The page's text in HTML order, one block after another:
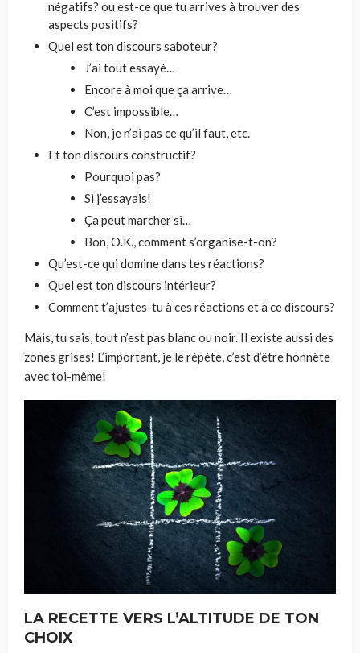
négatifs? ou est-ce que tu arrives à trouver des
aspects positifs?
Quel est ton discours saboteur?
J’ai tout essayé…
Encore à moi que ça arrive…
C’est impossible…
Non, je n’ai pas ce qu’il faut, etc.
Et ton discours constructif?
Pourquoi pas?
Si j’essayais!
Ça peut marcher si…
Bon, O.K., comment s’organise-t-on?
Qu’est-ce qui domine dans tes réactions?
Quel est ton discours intérieur?
Comment t’ajustes-tu à ces réactions et à ce discours?
Mais, tu sais, tout n’est pas blanc ou noir. Il existe aussi des
zones grises! L’important, je le répète, c’est d’être honnête
avec toi-même!
LA RECETTE VERS L’ALTITUDE DE TON
CHOIX